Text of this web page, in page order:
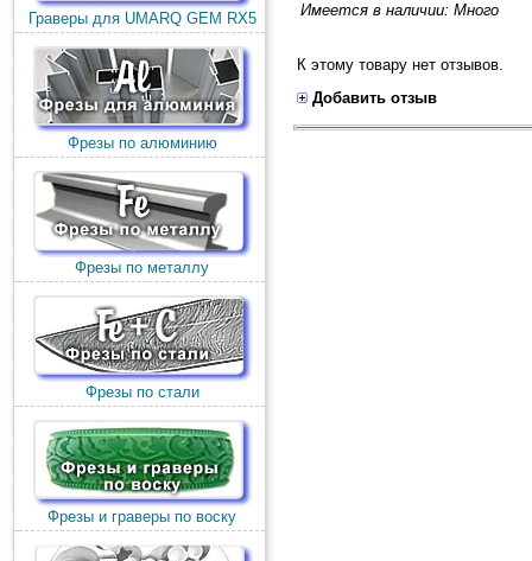
Граверы для UMARQ GEM RX5
Фрезы по алюминию
Фрезы по металлу
Фрезы по стали
Фрезы и граверы по воску
Имеется в наличии: Много
К этому товару нет отзывов.
Добавить отзыв